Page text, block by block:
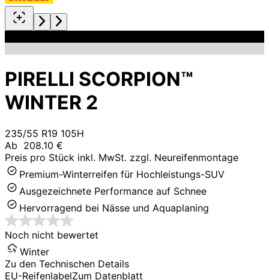
PIRELLI SCORPION™
WINTER 2
235/55 R19 105H
Ab 208.10 €
Preis pro Stück inkl. MwSt. zzgl. Neureifenmontage
Premium-Winterreifen für Hochleistungs-SUV
Ausgezeichnete Performance auf Schnee
Hervorragend bei Nässe und Aquaplaning
Noch nicht bewertet
Winter
Zu den Technischen Details
EU-ReifenlabelZum Datenblatt